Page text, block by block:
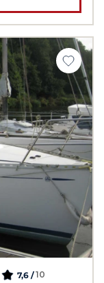
7,6 /10